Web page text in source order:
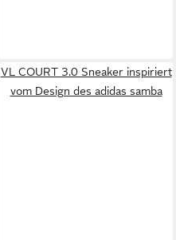
VL COURT 3.0 Sneaker inspiriert
vom Design des adidas samba